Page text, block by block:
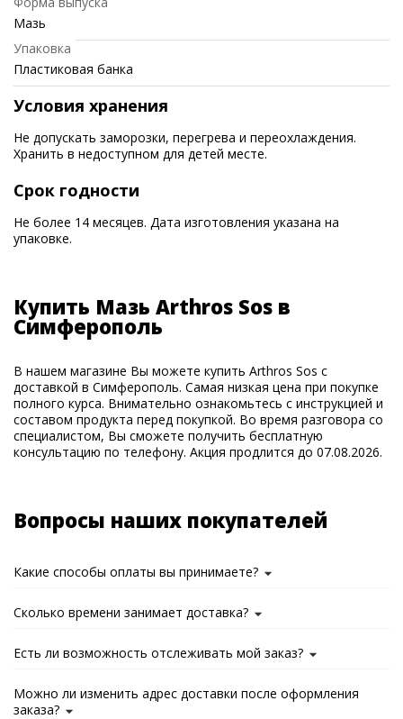
Мазь
Упаковка
Пластиковая банка
Условия хранения
Не допускать заморозки, перегрева и переохлаждения.
Хранить в недоступном для детей месте.
Срок годности
Не более 14 месяцев. Дата изготовления указана на
упаковке.
Купить Мазь Arthros Sos в
Симферополь
В нашем магазине Вы можете купить Arthros Sos с
доставкой в Симферополь. Самая низкая цена при покупке
полного курса. Внимательно ознакомьтесь с инструкцией и
составом продукта перед покупкой. Во время разговора со
специалистом, Вы сможете получить бесплатную
консультацию по телефону. Акция продлится до 07.08.2026.
Вопросы наших покупателей
Какие способы оплаты вы принимаете?
Сколько времени занимает доставка?
Есть ли возможность отслеживать мой заказ?
Можно ли изменить адрес доставки после оформления
заказа?